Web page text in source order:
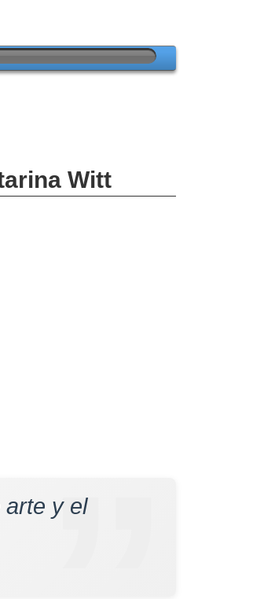
Witt
arte y el